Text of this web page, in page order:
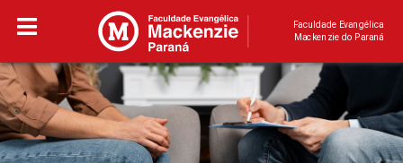
Faculdade Evangélica
Mackenzie do Paraná